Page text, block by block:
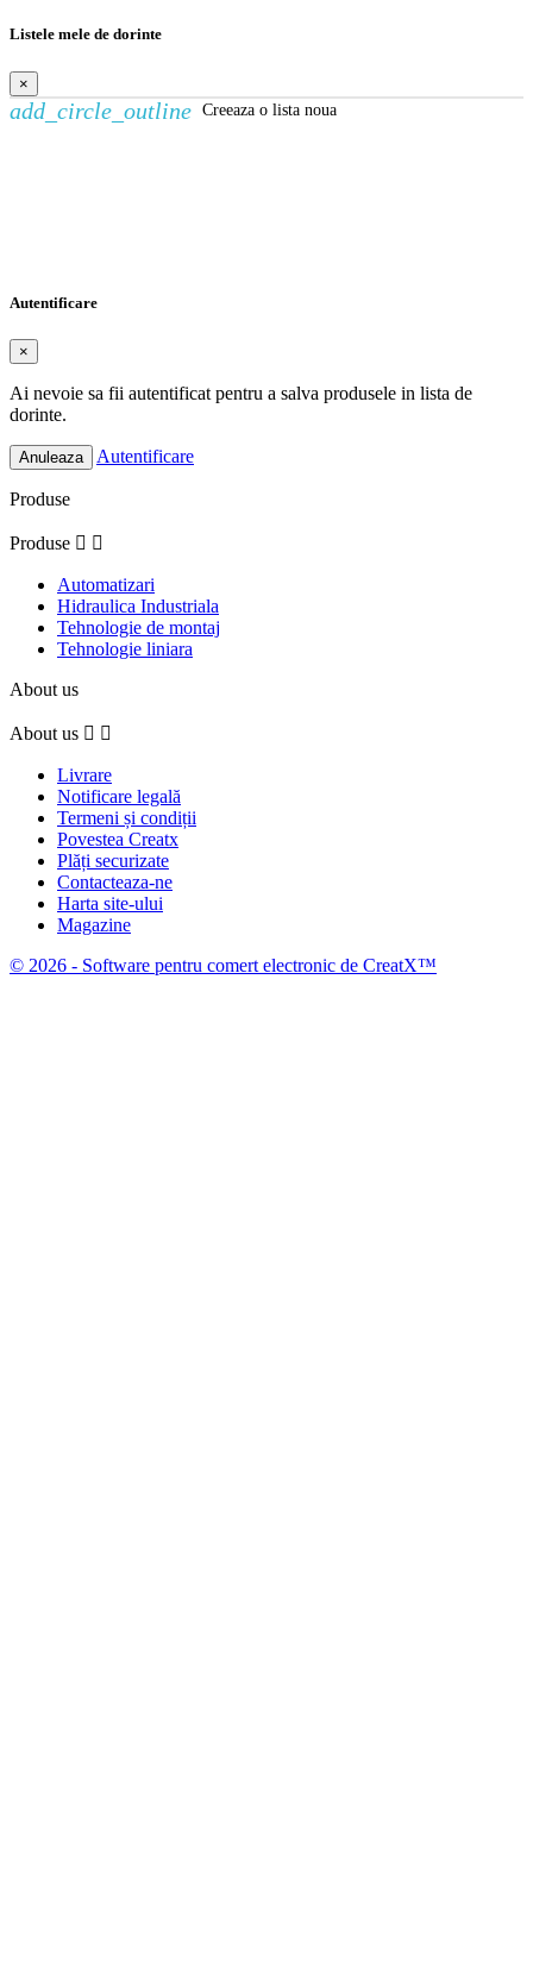
Listele mele de dorinte
×
add_circle_outline Creeaza o lista noua
Autentificare
×
Ai nevoie sa fii autentificat pentru a salva produsele in lista de
dorinte.
Anuleaza Autentificare
Produse
Produse  
Automatizari
Hidraulica Industriala
Tehnologie de montaj
Tehnologie liniara
About us
About us  
Livrare
Notificare legală
Termeni și condiții
Povestea Creatx
Plăți securizate
Contacteaza-ne
Harta site-ului
Magazine
© 2026 - Software pentru comert electronic de CreatX™